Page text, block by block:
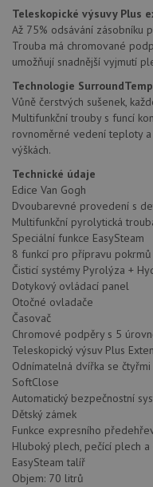
Teleskopické výsuvy Plus
Až 75% odsávání zásobníku
Trouba má chromované
umožňují snadnější vyjmutí
Technologie SurroundTemp
Vůně čerstvých sušenek,
Multifunkční trouby s funcí
rovnoměrné vedení teploty
výškách.
Technické údaje
Edice Van Gogh
Dvoubarevné provedení s
Multifunkční pyrolytická
Speciální funkce EasySteam
8 funkcí pro přípravu pokrmů
Čisticí systémy Pyrolýza +
Dotykový ovládací panel
Otočné ovladače
Časovač
Chromové podpěry s 5
Teleskopický výsuv Plus
Odnímatelná dvířka se čtyřmi
SoftClose
Automatický bezpečnostní
Dětský zámek
Funkce expresního
Hluboký plech, pečící plech
EasySteam talíř
Objem: 70 litrů